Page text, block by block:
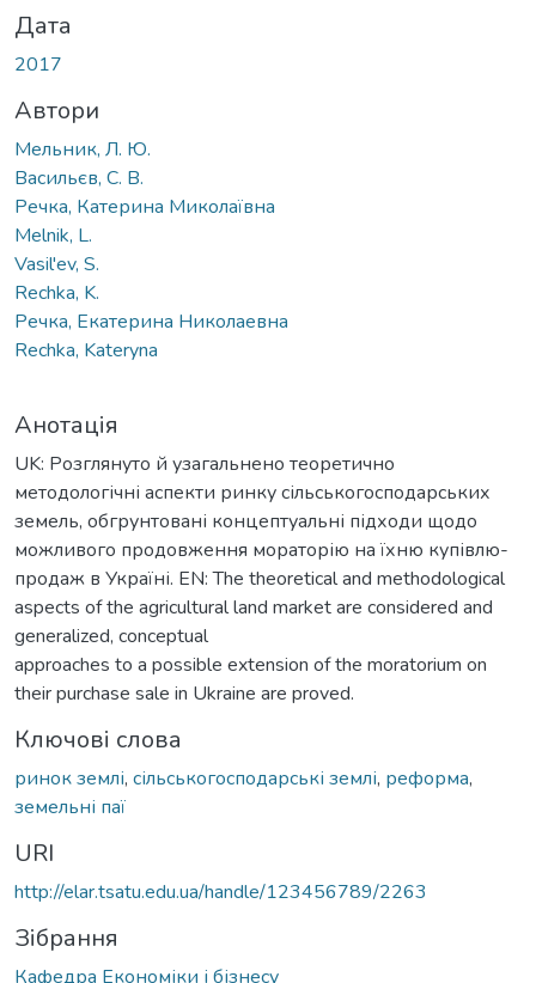
Дата
2017
Автори
Мельник, Л. Ю.
Васильєв, С. В.
Речка, Катерина Миколаївна
Melnik, L.
Vasil'ev, S.
Rechka, K.
Речка, Екатерина Николаевна
Rechka, Kateryna
Анотація
UK: Розглянуто й узагальнено теоретично
методологічні аспекти ринку сільськогосподарських
земель, обгрунтовані концептуальні підходи щодо
можливого продовження мораторію на їхню купівлю-
продаж в Україні. EN: The theoretical and methodological
aspects of the agricultural land market are considered and
generalized, conceptual
approaches to a possible extension of the moratorium on
their purchase sale in Ukraine are proved.
Ключові слова
ринок землі, сільськогосподарські землі, реформа,
земельні паї
URI
http://elar.tsatu.edu.ua/handle/123456789/2263
Зібрання
Кафедра Економіки і бізнесу